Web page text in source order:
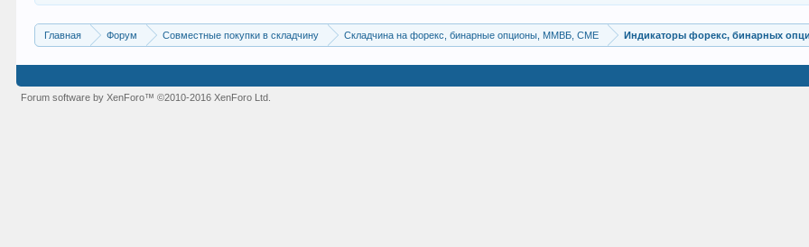
Главная Форум Совместные покупки в складчину Складчина на форекс, бинарные опционы, ММВБ, CME Индикаторы форекс, бинарных
Forum software by XenForo™©2010-2016 XenForo Ltd.